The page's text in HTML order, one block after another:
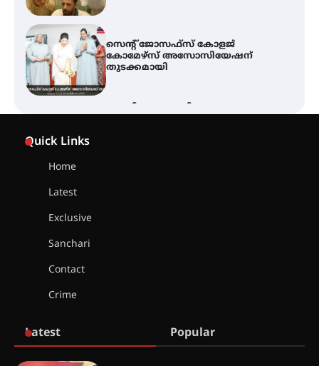
നിക്ഷേപകർക്ക് പണം തിരികെ
ലഭ്യമാക്കാൻ കേന്ദ്ര-കേരള
സർക്കാരുകൾ അടിയന്തരമായി
ഇടപെടണമെന്ന് ഐ.ടി.യു. ബാങ്ക്
നിക്ഷേപക സംരക്ഷണ സമിതി
Quick Links
Home
Latest
Exclusive
Sanchari
Contact
Crime
Latest Popular